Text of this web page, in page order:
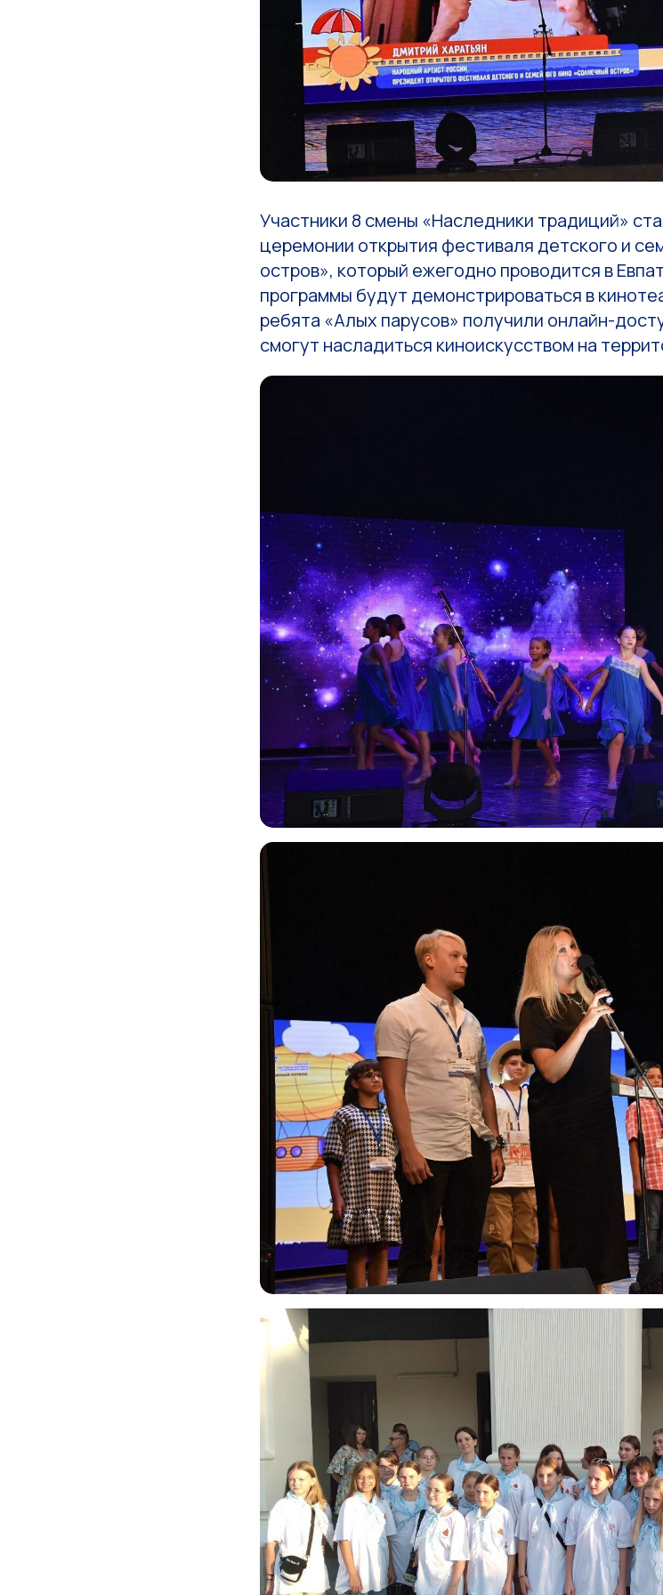
Участники 8 смены «Наследники традиций»
церемонии открытия фестиваля детского и
остров», который ежегодно проводится в
программы будут демонстрироваться в
ребята «Алых парусов» получили онлайн-
смогут насладиться киноискусством на